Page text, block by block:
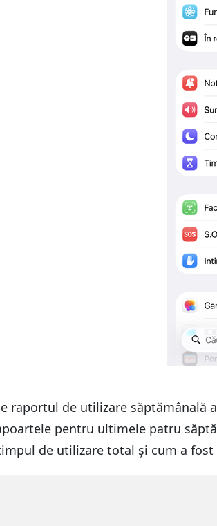
raportul de utilizare
pentru ultimele patru
de utilizare total și cum a